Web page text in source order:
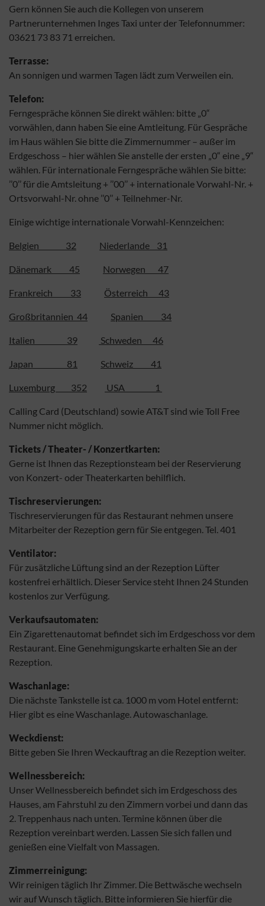
Gern können Sie auch die Kollegen von unserem
Partnerunternehmen Inges Taxi unter der Telefonnummer:
03621 73 83 71 erreichen.
Terrasse:
An sonnigen und warmen Tagen lädt zum Verweilen ein.
Telefon:
Ferngespräche können Sie direkt wählen: bitte „0“
vorwählen, dann haben Sie eine Amtleitung. Für Gespräche
im Haus wählen Sie bitte die Zimmernummer – außer im
Erdgeschoss – hier wählen Sie anstelle der ersten „0“ eine „9“
wählen. Für internationale Ferngespräche wählen Sie bitte:
’’0’’ für die Amtsleitung + ’’00’’ + internationale Vorwahl-Nr. +
Ortsvorwahl-Nr. ohne ’’0’’ + Teilnehmer-Nr.
Einige wichtige internationale Vorwahl-Kennzeichen:
Belgien 32 Niederlande 31
Dänemark 45 Norwegen 47
Frankreich 33 Österreich 43
Großbritannien 44 Spanien 34
Italien 39 Schweden 46
Japan 81 Schweiz 41
Luxemburg 352 USA 1
Calling Card (Deutschland) sowie AT&T sind wie Toll Free
Nummer nicht möglich.
Tickets / Theater- / Konzertkarten:
Gerne ist Ihnen das Rezeptionsteam bei der Reservierung
von Konzert- oder Theaterkarten behilflich.
Tischreservierungen:
Tischreservierungen für das Restaurant nehmen unsere
Mitarbeiter der Rezeption gern für Sie entgegen. Tel. 401
Ventilator:
Für zusätzliche Lüftung sind an der Rezeption Lüfter
kostenfrei erhältlich. Dieser Service steht Ihnen 24 Stunden
kostenlos zur Verfügung.
Verkaufsautomaten:
Ein Zigarettenautomat befindet sich im Erdgeschoss vor dem
Restaurant. Eine Genehmigungskarte erhalten Sie an der
Rezeption.
Waschanlage:
Die nächste Tankstelle ist ca. 1000 m vom Hotel entfernt:
Hier gibt es eine Waschanlage. Autowaschanlage.
Weckdienst:
Bitte geben Sie Ihren Weckauftrag an die Rezeption weiter.
Wellnessbereich:
Unser Wellnessbereich befindet sich im Erdgeschoss des
Hauses, am Fahrstuhl zu den Zimmern vorbei und dann das
2. Treppenhaus nach unten. Termine können über die
Rezeption vereinbart werden. Lassen Sie sich fallen und
genießen eine Vielfalt von Massagen.
Zimmerreinigung:
Wir reinigen täglich Ihr Zimmer. Die Bettwäsche wechseln
wir auf Wunsch täglich. Bitte informieren Sie hierfür die